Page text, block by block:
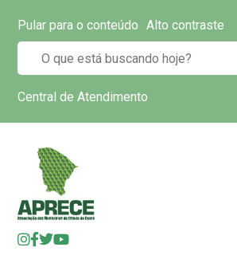
Pular para o conteúdo Alto contraste
Central de Atendimento